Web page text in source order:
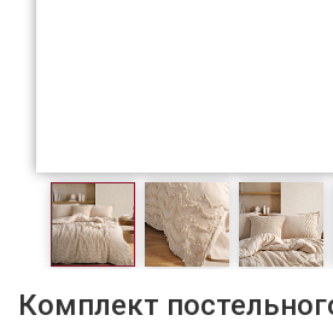
Комплект